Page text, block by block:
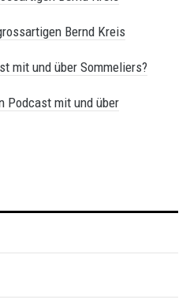
Bernd Kreis
mit und über Sommeliers?
Podcast mit und über